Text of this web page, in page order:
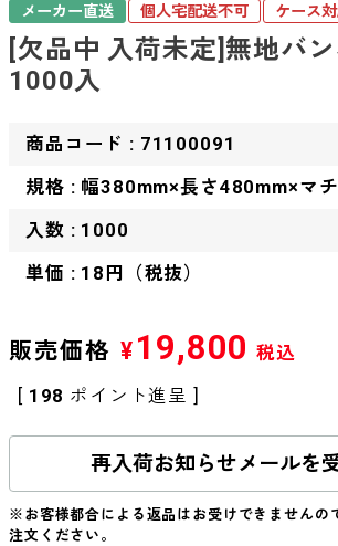
メーカー直送 個人宅配送不可 ケース
[欠品中 入荷未定]無地バ
1000入
商品コード : 71100091
規格 : 幅380mm×長さ480mm×マ
入数 : 1000
単価 : 18円（税抜）
販売価格 ¥ 19,800 税込
[ 198 ポイント進呈 ]
再入荷お知らせメールを
※お客様都合による返品はお受けできませんの
注文ください。